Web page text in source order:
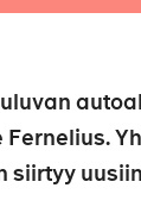
siirtyy